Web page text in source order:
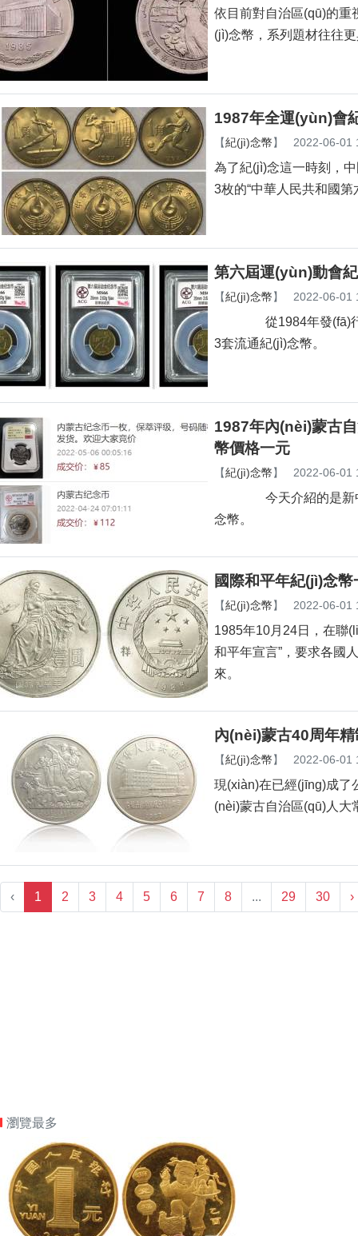
依目前對自治區(qū)的重
(jì)念幣，系列題材往往更
1987年全運(yùn)會
【紀(jì)念幣】 2022-06-01
為了紀(jì)念這一時刻，
3枚的“中華人民共和國
第六屆運(yùn)動會
【紀(jì)念幣】 2022-06-01
從1984年發(fā)行的慶
3套流通紀(jì)念幣。
1987年內(nèi)蒙古
幣價格一元
【紀(jì)念幣】 2022-06-01
今天介紹的是新中國
念幣。
國際和平年紀(jì)念
【紀(jì)念幣】 2022-06-01
1985年10月24日，在聯
和平年宣言”，要求各
來。
內(nèi)蒙古40周年
【紀(jì)念幣】 2022-06-01
現(xiàn)在已經(jīng)成了
(nèi)蒙古自治區(qū)人大
‹ 1 2 3 4 5 6 7 8 ... 29 30 ›
瀏覽最多